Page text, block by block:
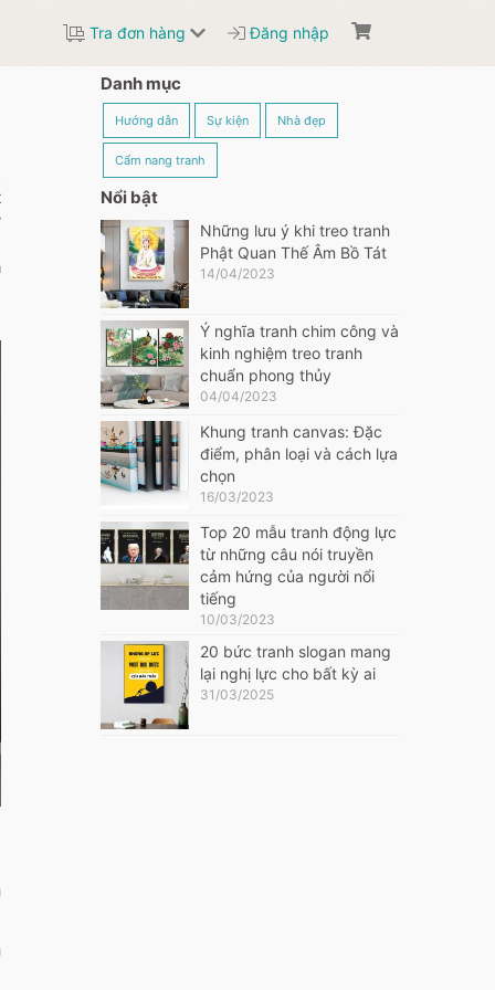
Tra đơn hàng Đăng nhập
Danh mục
Hướng dẫn Sự kiện Nhà đẹp
Cẩm nang tranh
Nổi bật
Những lưu ý khi treo tranh
Phật Quan Thế Âm Bồ Tát
14/04/2023
Ý nghĩa tranh chim công và
kinh nghiệm treo tranh
chuẩn phong thủy
04/04/2023
Khung tranh canvas: Đặc
điểm, phân loại và cách lựa
chọn
16/03/2023
Top 20 mẫu tranh động lực
từ những câu nói truyền
cảm hứng của người nổi
tiếng
10/03/2023
20 bức tranh slogan mang
lại nghị lực cho bất kỳ ai
31/03/2025